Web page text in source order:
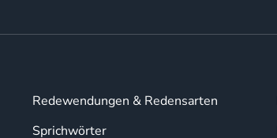
Redewendungen & Redensarten
Sprichwörter